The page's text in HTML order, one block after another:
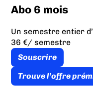
Abo 6 mois
Un semestre entier
36 €/ semestre
Souscrire
Trouve l’offre